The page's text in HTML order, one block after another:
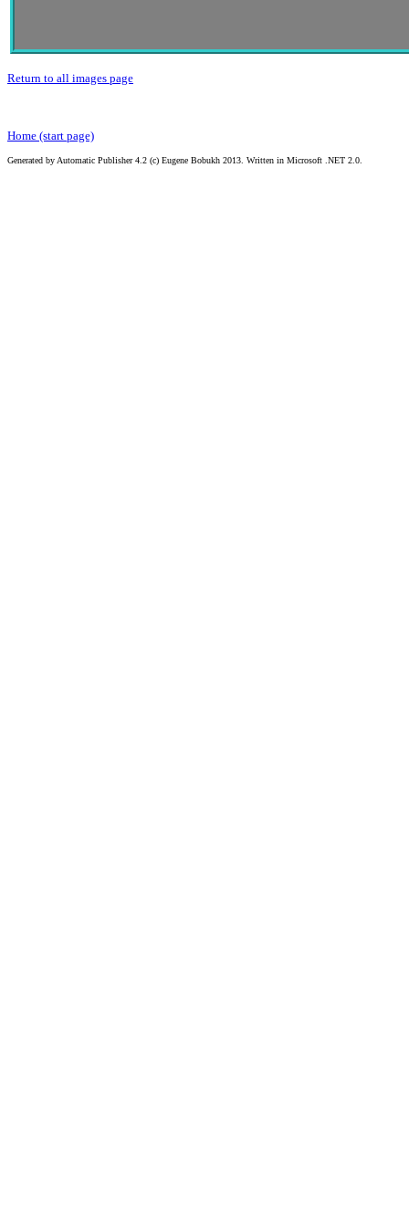
Return to all images page
Home (start page)
Generated by Automatic Publisher 4.2 (c) Eugene Bobukh 2013. Written in Microsoft .NET 2.0.